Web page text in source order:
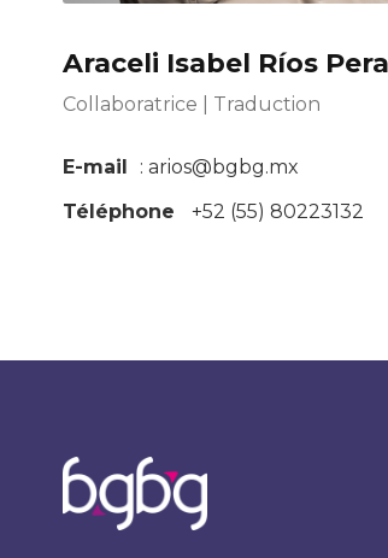
Araceli Isabel Ríos
Collaboratrice | Traduction
E-mail
: arios@bgbg.mx
Téléphone
+52 (55) 80223132